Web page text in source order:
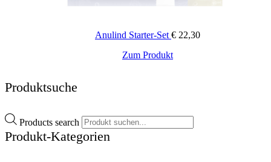
Anulind Starter-Set € 22,30
Zum Produkt
Produktsuche
Products search
Produkt-Kategorien